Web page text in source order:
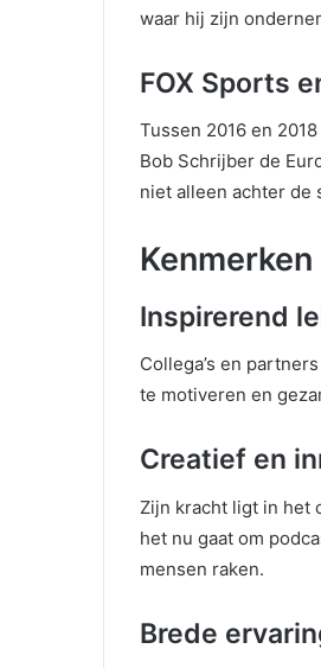
waar hij zijn
FOX Sports
Tussen 2016 en
Bob Schrijber de
niet alleen achter de
Inspirerend
Collega’s en
te motiveren en
Creatief en
Zijn kracht ligt in het
het nu gaat om
mensen raken.
Brede